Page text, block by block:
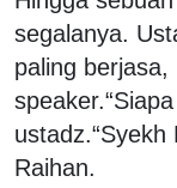
segalanya.
paling
speaker.
ustadz.“Syekh
Raihan.